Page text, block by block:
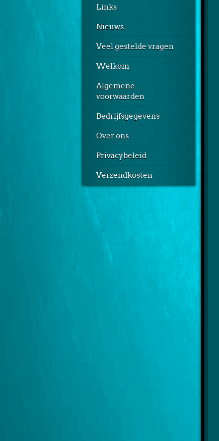
Links
Nieuws
Veel gestelde vragen
Welkom
Algemene
voorwaarden
Bedrijfsgegevens
Over ons
Privacybeleid
Verzendkosten